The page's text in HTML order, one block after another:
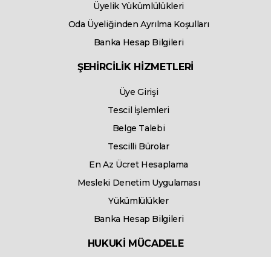
Üyelik Yükümlülükleri
Oda Üyeliğinden Ayrılma Koşulları
Banka Hesap Bilgileri
ŞEHİRCİLİK HİZMETLERİ
Üye Girişi
Tescil İşlemleri
Belge Talebi
Tescilli Bürolar
En Az Ücret Hesaplama
Mesleki Denetim Uygulaması
Yükümlülükler
Banka Hesap Bilgileri
HUKUKİ MÜCADELE